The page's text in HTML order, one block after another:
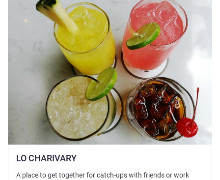
LO CHARIVARY
A place to get together for catch-ups with friends or work